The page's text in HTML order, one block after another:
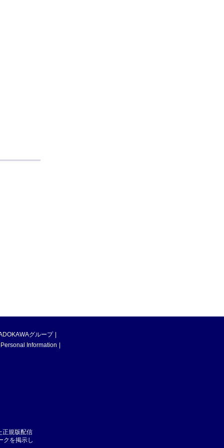
グループ
Information
正規版配信
クを掲示し